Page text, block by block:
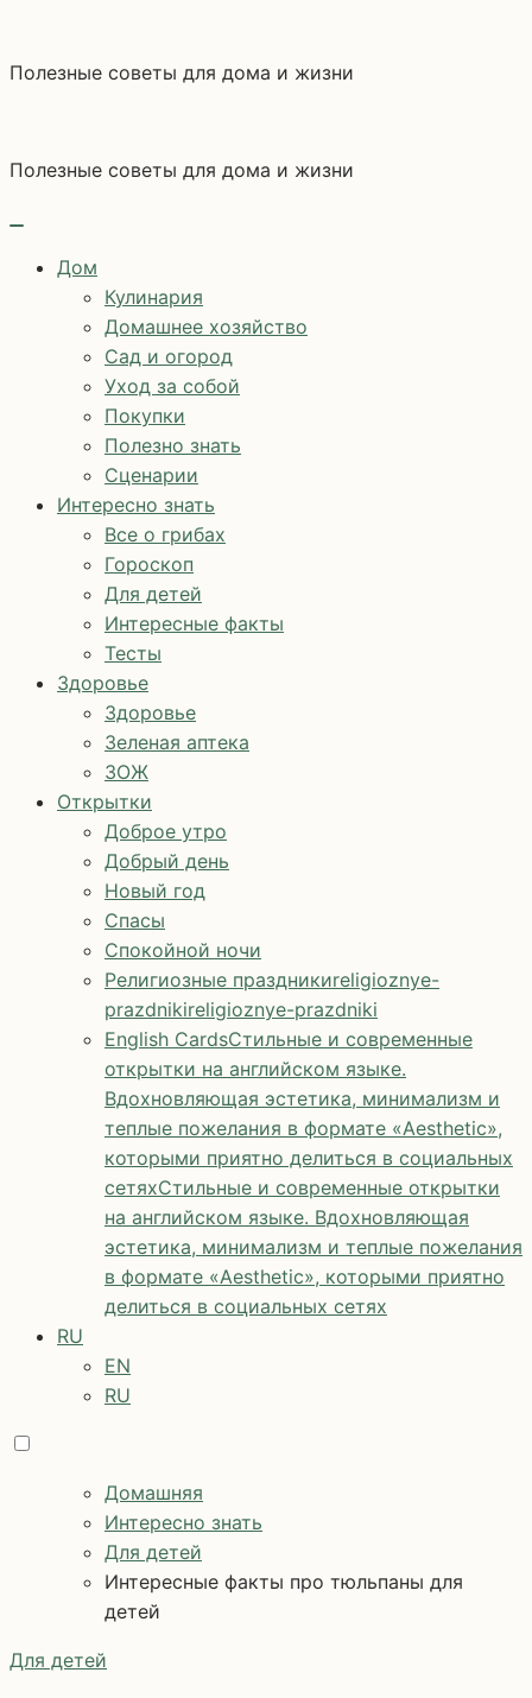
содержимому
Полезные советы для дома и жизни
Полезные советы для дома и жизни
Дом
Кулинария
Домашнее хозяйство
Сад и огород
Уход за собой
Покупки
Полезно знать
Сценарии
Интересно знать
Все о грибах
Гороскоп
Для детей
Интересные факты
Тесты
Здоровье
Здоровье
Зеленая аптека
ЗОЖ
Открытки
Доброе утро
Добрый день
Новый год
Спасы
Спокойной ночи
Религиозные праздникиreligioznye-
prazdnikireligioznye-prazdniki
English CardsСтильные и современные
открытки на английском языке.
Вдохновляющая эстетика, минимализм и
теплые пожелания в формате «Aesthetic»,
которыми приятно делиться в социальных
сетяхСтильные и современные открытки
на английском языке. Вдохновляющая
эстетика, минимализм и теплые пожелания
в формате «Aesthetic», которыми приятно
делиться в социальных сетях
RU
EN
RU
Домашняя
Интересно знать
Для детей
Интересные факты про тюльпаны для
детей
Для детей